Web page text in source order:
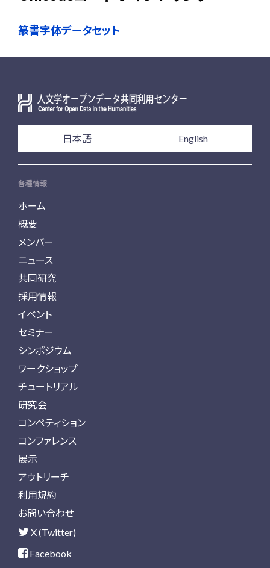
篆書字体データセット
日本語 English
各種情報
ホーム
概要
メンバー
ニュース
共同研究
採用情報
イベント
セミナー
シンポジウム
ワークショップ
チュートリアル
研究会
コンペティション
コンファレンス
展示
アウトリーチ
利用規約
お問い合わせ
X (Twitter)
Facebook